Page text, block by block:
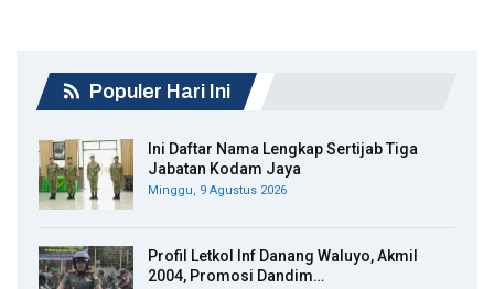
Populer Hari Ini
Ini Daftar Nama Lengkap Sertijab Tiga
Jabatan Kodam Jaya
Minggu, 9 Agustus 2026
Profil Letkol Inf Danang Waluyo, Akmil
2004, Promosi Dandim…